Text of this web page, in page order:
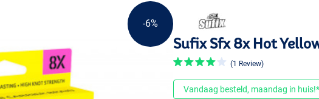
-6%
Sufix Sfx 8x Hot
(1 Review)
Vandaag besteld, maandag in huis!*